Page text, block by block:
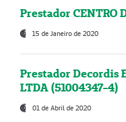
Prestador CENTRO
15 de Janeiro de 2020
Prestador Decordis
LTDA (51004347-4)
01 de Abril de 2020